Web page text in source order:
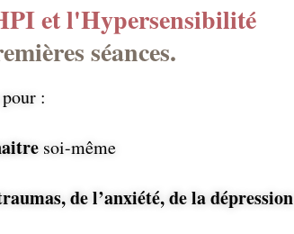
et l'Hypersensibilité
séances.
:
soi-même
de l’anxiété, de la dépression